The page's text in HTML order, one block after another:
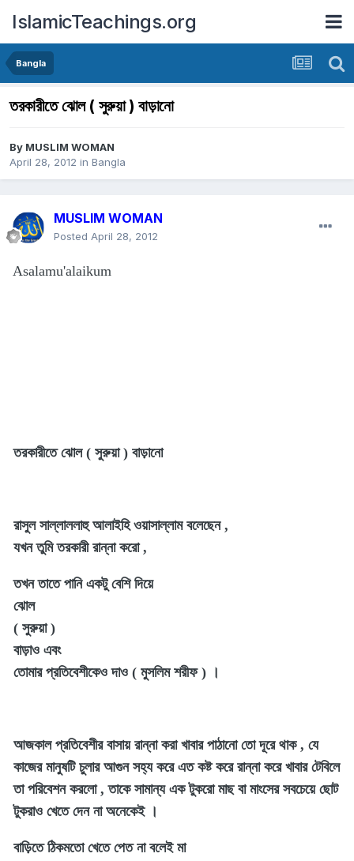
IslamicTeachings.org
Bangla
তরকারীতে ঝোল ( সুরুয়া ) বাড়ানো
By MUSLIM WOMAN
April 28, 2012 in Bangla
MUSLIM WOMAN
Posted April 28, 2012
Asalamu'alaikum
তরকারীতে ঝোল ( সুরুয়া ) বাড়ানো
রাসুল সাল্লাললাহু আলাইহি ওয়াসাল্লাম বলেছেন ,
যখন তুমি তরকারী রান্না করো ,
তখন তাতে পানি একটু বেশি দিয়ে
ঝোল
( সুরুয়া )
বাড়াও এবং
তোমার প্রতিবেশীকেও দাও ( মুসলিম শরীফ ) ।
আজকাল প্রতিবেশীর বাসায় রান্না করা খাবার পাঠানো তো দূরে থাক , যে
কাজের মানুষটি চুলার আগুন সহ্য করে এত কষ্ট করে রান্না করে খাবার টেবিলে
তা পরিবেশন করলো , তাকে সামান্য এক টুকরো মাছ বা মাংসের সবচেয়ে ছোট
টুকরাও খেতে দেন না অনেকেই ।
বাড়িতে ঠিকমতো খেতে পেত না বলেই মা